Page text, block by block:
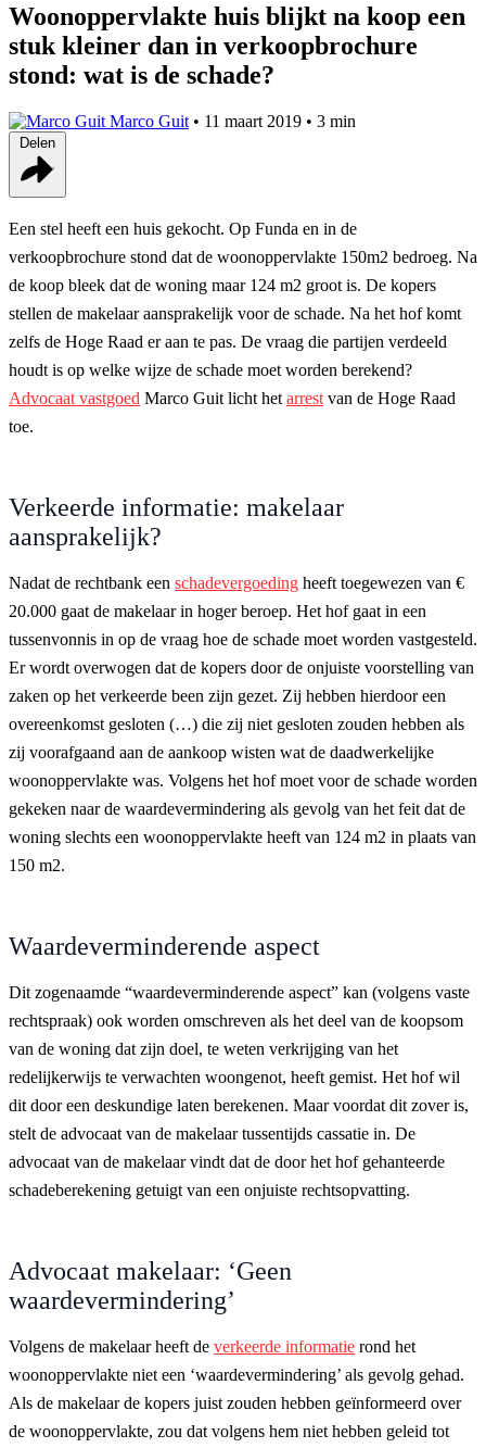
Woonoppervlakte huis blijkt na koop een
stuk kleiner dan in verkoopbrochure
stond: wat is de schade?
Marco Guit • 11 maart 2019 • 3 min
Een stel heeft een huis gekocht. Op Funda en in de
verkoopbrochure stond dat de woonoppervlakte 150m2 bedroeg. Na
de koop bleek dat de woning maar 124 m2 groot is. De kopers
stellen de makelaar aansprakelijk voor de schade. Na het hof komt
zelfs de Hoge Raad er aan te pas. De vraag die partijen verdeeld
houdt is op welke wijze de schade moet worden berekend?
Advocaat vastgoed Marco Guit licht het arrest van de Hoge Raad
toe.
Verkeerde informatie: makelaar
aansprakelijk?
Nadat de rechtbank een schadevergoeding heeft toegewezen van €
20.000 gaat de makelaar in hoger beroep. Het hof gaat in een
tussenvonnis in op de vraag hoe de schade moet worden vastgesteld.
Er wordt overwogen dat de kopers door de onjuiste voorstelling van
zaken op het verkeerde been zijn gezet. Zij hebben hierdoor een
overeenkomst gesloten (…) die zij niet gesloten zouden hebben als
zij voorafgaand aan de aankoop wisten wat de daadwerkelijke
woonoppervlakte was. Volgens het hof moet voor de schade worden
gekeken naar de waardevermindering als gevolg van het feit dat de
woning slechts een woonoppervlakte heeft van 124 m2 in plaats van
150 m2.
Waardeverminderende aspect
Dit zogenaamde “waardeverminderende aspect” kan (volgens vaste
rechtspraak) ook worden omschreven als het deel van de koopsom
van de woning dat zijn doel, te weten verkrijging van het
redelijkerwijs te verwachten woongenot, heeft gemist. Het hof wil
dit door een deskundige laten berekenen. Maar voordat dit zover is,
stelt de advocaat van de makelaar tussentijds cassatie in. De
advocaat van de makelaar vindt dat de door het hof gehanteerde
schadeberekening getuigt van een onjuiste rechtsopvatting.
Advocaat makelaar: ‘Geen
waardevermindering’
Volgens de makelaar heeft de verkeerde informatie rond het
woonoppervlakte niet een ‘waardevermindering’ als gevolg gehad.
Als de makelaar de kopers juist zouden hebben geïnformeerd over
de woonoppervlakte, zou dat volgens hem niet hebben geleid tot